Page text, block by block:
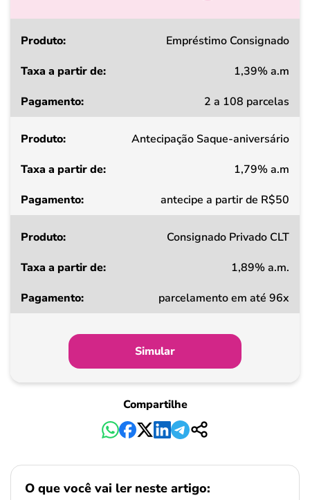
Produto
a
de
Pagamento
Empréstimo Consignado
1,39% a.m
2 a 108 parcelas
Antecipação Saque-aniversário
1,79% a.m
antecipe a partir de R$50
Consignado Privado CLT
1,89% a.m.
parcelamento em até 96x
Simular
Compartilhe
O que você vai ler neste artigo: